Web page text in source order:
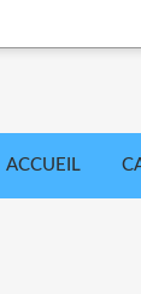
ACCUEIL